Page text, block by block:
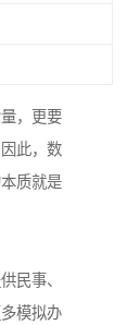
，更要
此，数
质就是
民事、
模拟办